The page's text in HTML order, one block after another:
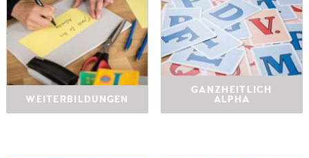
WEITERBILDUNGEN
GANZHEITLICH
ALPHA